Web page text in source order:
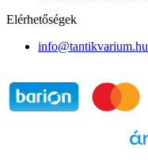
Elérhetőségek
info@tantikvarium.hu